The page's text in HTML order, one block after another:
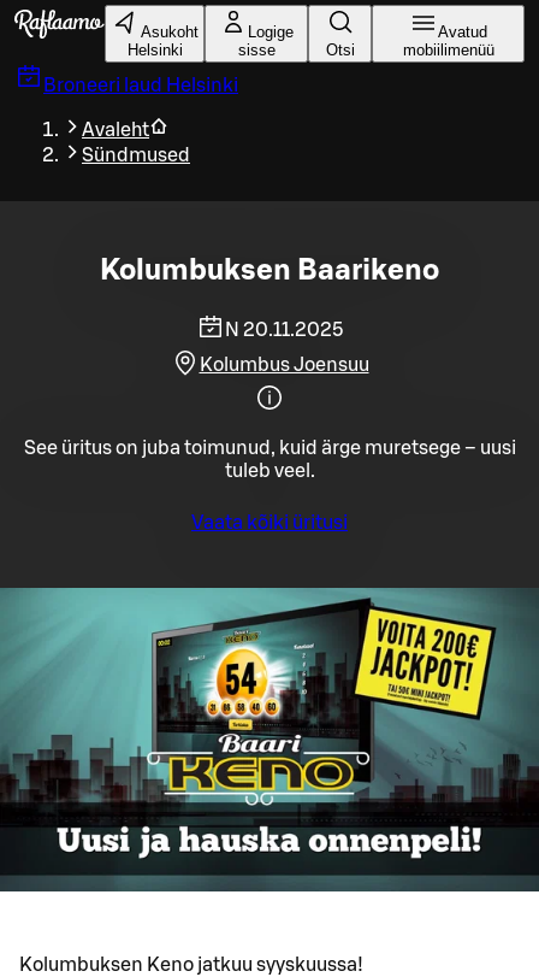
Liigu peamise sisu juurde
Asukoht
Helsinki
Logige
sisse
Otsi
Avatud
mobiilimenüü
Broneeri laud Helsinki
Avaleht
Sündmused
Kolumbuksen Baarikeno
N 20.11.2025
Kolumbus Joensuu
See üritus on juba toimunud, kuid ärge muretsege – uusi
tuleb veel.
Vaata kõiki üritusi
Kolumbuksen Keno jatkuu syyskuussa!